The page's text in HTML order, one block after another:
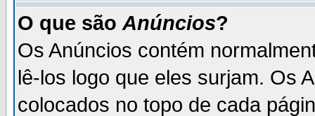
O que são Anúncios?
Os Anúncios contém
lê-los logo que eles surjam. Os
colocados no topo de cada